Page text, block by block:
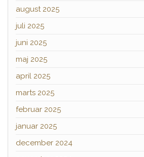
august 2025
juli 2025
juni 2025
maj 2025
april 2025
marts 2025
februar 2025
januar 2025
december 2024